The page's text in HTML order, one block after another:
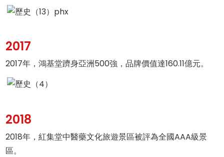
2017
2017年，鴻基堂躋身亞洲500強，品牌價值達160.11億元。
2018
2018年，紅集堂中醫藥文化旅遊景區被評為全國AAA級景
區。